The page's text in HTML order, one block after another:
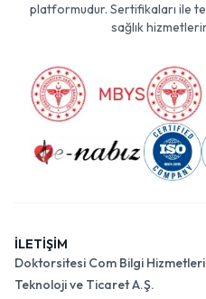
platformudur. Sertifikaları ile
sağlık
İLETİŞİM
Doktorsitesi Com Bilgi Hizmetleri
Teknoloji ve Ticaret A.Ş.